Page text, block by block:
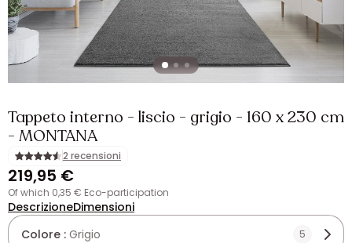
Tappeto interno - liscio - grigio - 160 x 230 cm
- MONTANA
2 recensioni
219,95 €
of which 0,35 € Eco-participation
DescrizioneDimensioni
Colore : Grigio 5